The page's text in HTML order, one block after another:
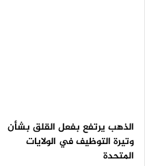
الذهب يرتفع بفعل القلق بشأن
وتيرة التوظيف في الولايات
المتحدة